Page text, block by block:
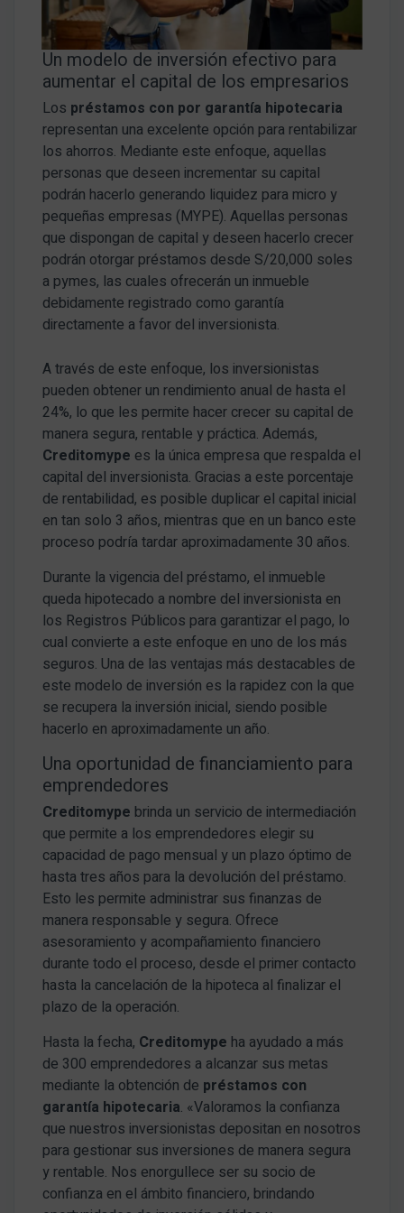
Un modelo de inversión efectivo para
aumentar el capital de los empresarios
Los préstamos con por garantía hipotecaria
representan una excelente opción para rentabilizar
los ahorros. Mediante este enfoque, aquellas
personas que deseen incrementar su capital
podrán hacerlo generando liquidez para micro y
pequeñas empresas (MYPE). Aquellas personas
que dispongan de capital y deseen hacerlo crecer
podrán otorgar préstamos desde S/20,000 soles
a pymes, las cuales ofrecerán un inmueble
debidamente registrado como garantía
directamente a favor del inversionista.
A través de este enfoque, los inversionistas
pueden obtener un rendimiento anual de hasta el
24%, lo que les permite hacer crecer su capital de
manera segura, rentable y práctica. Además,
Creditomype es la única empresa que respalda el
capital del inversionista. Gracias a este porcentaje
de rentabilidad, es posible duplicar el capital inicial
en tan solo 3 años, mientras que en un banco este
proceso podría tardar aproximadamente 30 años.
Durante la vigencia del préstamo, el inmueble
queda hipotecado a nombre del inversionista en
los Registros Públicos para garantizar el pago, lo
cual convierte a este enfoque en uno de los más
seguros. Una de las ventajas más destacables de
este modelo de inversión es la rapidez con la que
se recupera la inversión inicial, siendo posible
hacerlo en aproximadamente un año.
Una oportunidad de financiamiento para
emprendedores
Creditomype brinda un servicio de intermediación
que permite a los emprendedores elegir su
capacidad de pago mensual y un plazo óptimo de
hasta tres años para la devolución del préstamo.
Esto les permite administrar sus finanzas de
manera responsable y segura. Ofrece
asesoramiento y acompañamiento financiero
durante todo el proceso, desde el primer contacto
hasta la cancelación de la hipoteca al finalizar el
plazo de la operación.
Hasta la fecha, Creditomype ha ayudado a más
de 300 emprendedores a alcanzar sus metas
mediante la obtención de préstamos con
garantía hipotecaria. «Valoramos la confianza
que nuestros inversionistas depositan en nosotros
para gestionar sus inversiones de manera segura
y rentable. Nos enorgullece ser su socio de
confianza en el ámbito financiero, brindando